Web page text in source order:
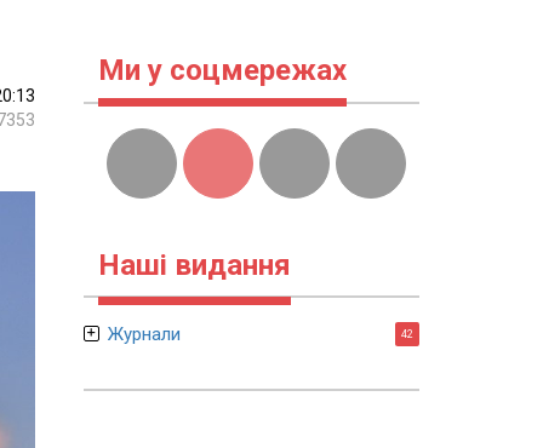
Ми у соцмережах
Наші видання
Журнали 42